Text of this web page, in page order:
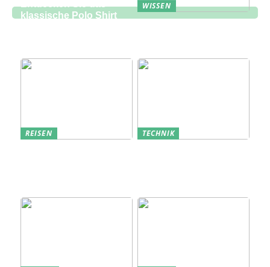
klassische Polo Shirt
WISSEN
REISEN
TECHNIK